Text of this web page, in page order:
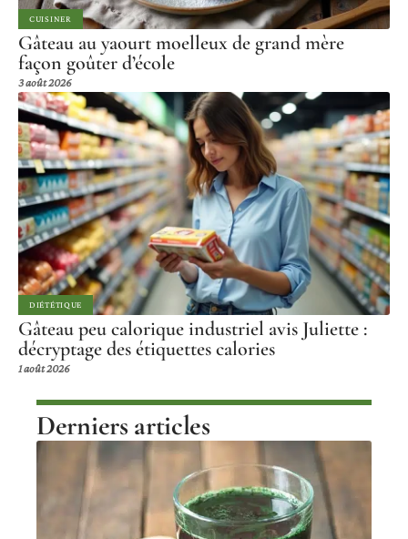
CUISINER
Gâteau au yaourt moelleux de grand mère
façon goûter d’école
3 août 2026
DIÉTÉTIQUE
Gâteau peu calorique industriel avis Juliette :
décryptage des étiquettes calories
1 août 2026
Derniers articles